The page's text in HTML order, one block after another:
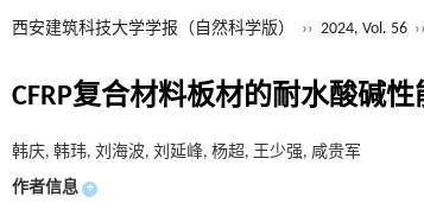
西安建筑科技大学学报（自然科学版） ›› 2024, Vol. 56 ››
CFRP复合材料板材的耐水酸碱性
韩庆, 韩玮, 刘海波, 刘延峰, 杨超, 王少强, 咸贵军
作者信息 +